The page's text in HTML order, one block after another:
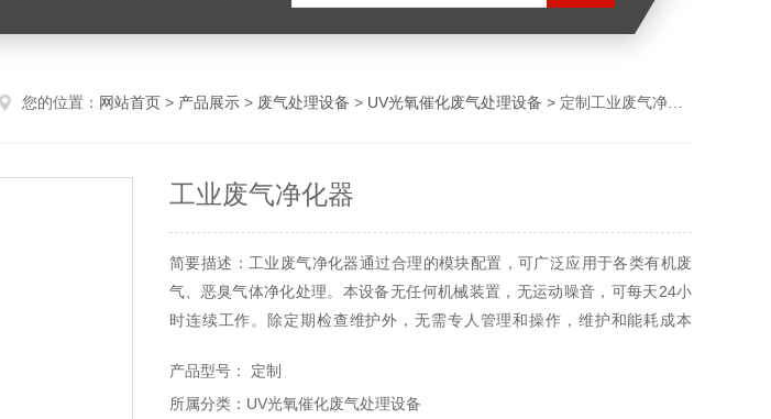
您的位置： 网站首页 > 产品展示 > 废气处理设备 > UV光氧催化废气处理设备 > 定制工业废气净化器
工业废气净化器
简要描述：工业废气净化器通过合理的模块配置，可广泛应用于各类有机废
气、恶臭气体净化处理。本设备无任何机械装置，无运动噪音，可每天24小
时连续工作。除定期检查维护外，无需专人管理和操作，维护和能耗成本
产品型号： 定制
所属分类：UV光氧催化废气处理设备